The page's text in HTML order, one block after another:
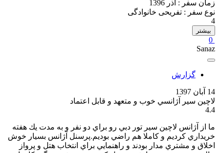
زمان سفر : آذر 1396
نوع سفر : تفریحی خانوادگی
4
بیشتر
0
Sanaz
گزارش
14 آبان 1397
لاچين سير آژانسي خوب و متعهد و قابل اعتماد
4.4
ما از آژانس لاچين سير تور دبي رو براي دو نفر و به مدت يك هفته
خريداري كرديم و كاملا هم راضي بوديم.پرسنل آژانس بسيار خوش
اخلاق و مشتري مدار بودند و راهنمايي براي انتخاب هتل و پرواز